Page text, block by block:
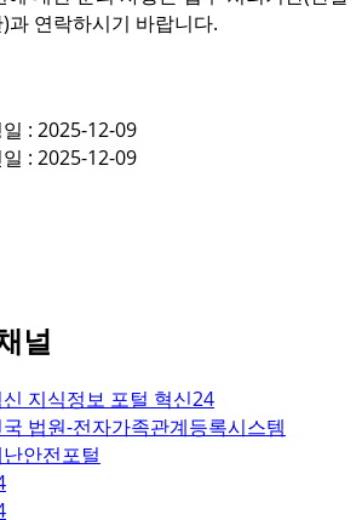
과 연락하시기 바랍니다.
: 2025-12-09
: 2025-12-09
널